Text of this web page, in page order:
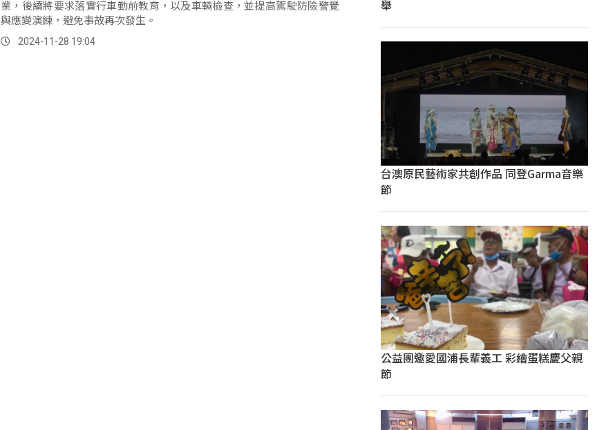
業，後續將要求落實行車勤前教育，以及車輛檢查，並提高駕駛防險警覺
與應變演練，避免事故再次發生。
2024-11-28 19:04
舉
台澳原民藝術家共創作品 同登Garma音樂
節
公益團邀愛國浦長輩義工 彩繪蛋糕慶父親
節